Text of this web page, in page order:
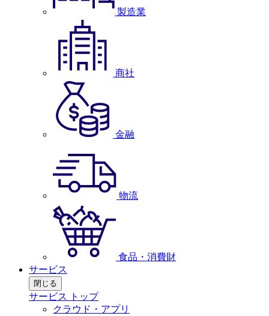
製造業
商社
金融
物流
食品・消費財
サービス
閉じる
サービス トップ
クラウド・アプリ